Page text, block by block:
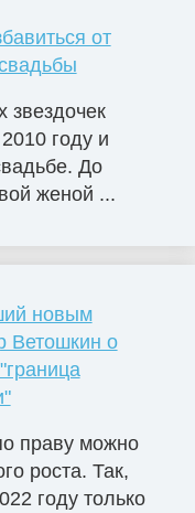
от
звездочек
году и
До
женой ...
новым
Ветошкин о
праву можно
роста. Так,
году только